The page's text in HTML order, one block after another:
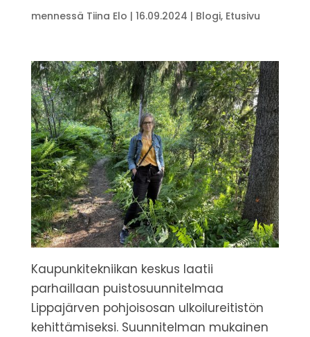
mennessä Tiina Elo | 16.09.2024 | Blogi, Etusivu
Kaupunkitekniikan keskus laatii
parhaillaan puistosuunnitelmaa
Lippajärven pohjoisosan ulkoilureitistön
kehittämiseksi. Suunnitelman mukainen